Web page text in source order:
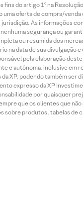
fins do artigo 1º na
oferta de compra/venda
As informações
segurança ou
ou resumida dos
na data de sua divulgação
pela elaboração
e autônoma, inclusive em
XP, podendo também ser
expresso da XP
por quaisquer
que os clientes que
sobre produtos, tabelas de